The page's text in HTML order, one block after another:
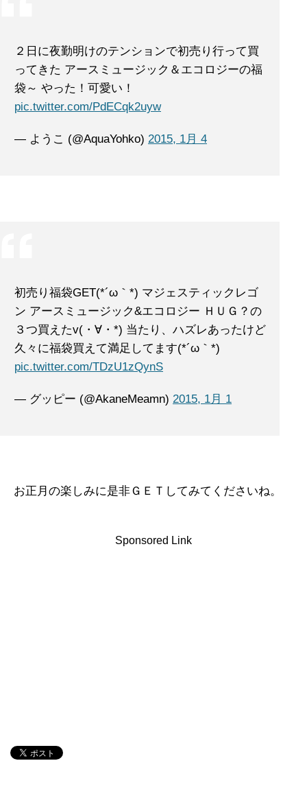
２日に夜勤明けのテンションで初売り行って買
ってきた アースミュージック＆エコロジーの福
袋～ やった！可愛い！
pic.twitter.com/PdECqk2uyw
— ようこ (@AquaYohko) 2015, 1月 4
初売り福袋GET(*´ω｀*) マジェスティックレゴ
ン アースミュージック&エコロジー ＨＵＧ？の
３つ買えたv(・∀・*) 当たり、ハズレあったけど
久々に福袋買えて満足してます(*´ω｀*)
pic.twitter.com/TDzU1zQynS
— グッピー (@AkaneMeamn) 2015, 1月 1
お正月の楽しみに是非ＧＥＴしてみてくださいね。
Sponsored Link